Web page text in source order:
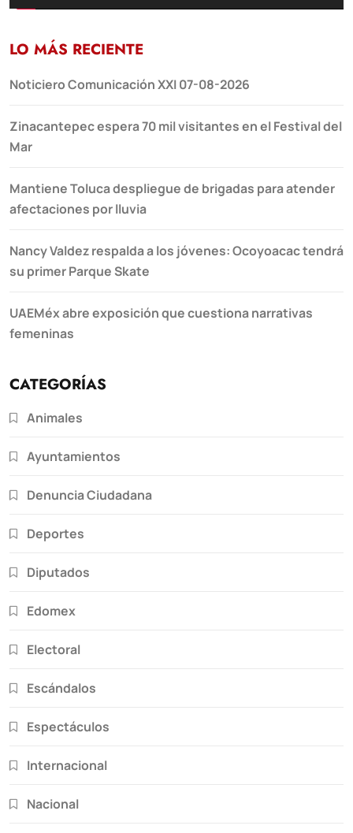
LO MÁS RECIENTE
Noticiero Comunicación XXI 07-08-2026
Zinacantepec espera 70 mil visitantes en el Festival del
Mar
Mantiene Toluca despliegue de brigadas para atender
afectaciones por lluvia
Nancy Valdez respalda a los jóvenes: Ocoyoacac tendrá
su primer Parque Skate
UAEMéx abre exposición que cuestiona narrativas
femeninas
CATEGORÍAS
Animales
Ayuntamientos
Denuncia Ciudadana
Deportes
Diputados
Edomex
Electoral
Escándalos
Espectáculos
Internacional
Nacional